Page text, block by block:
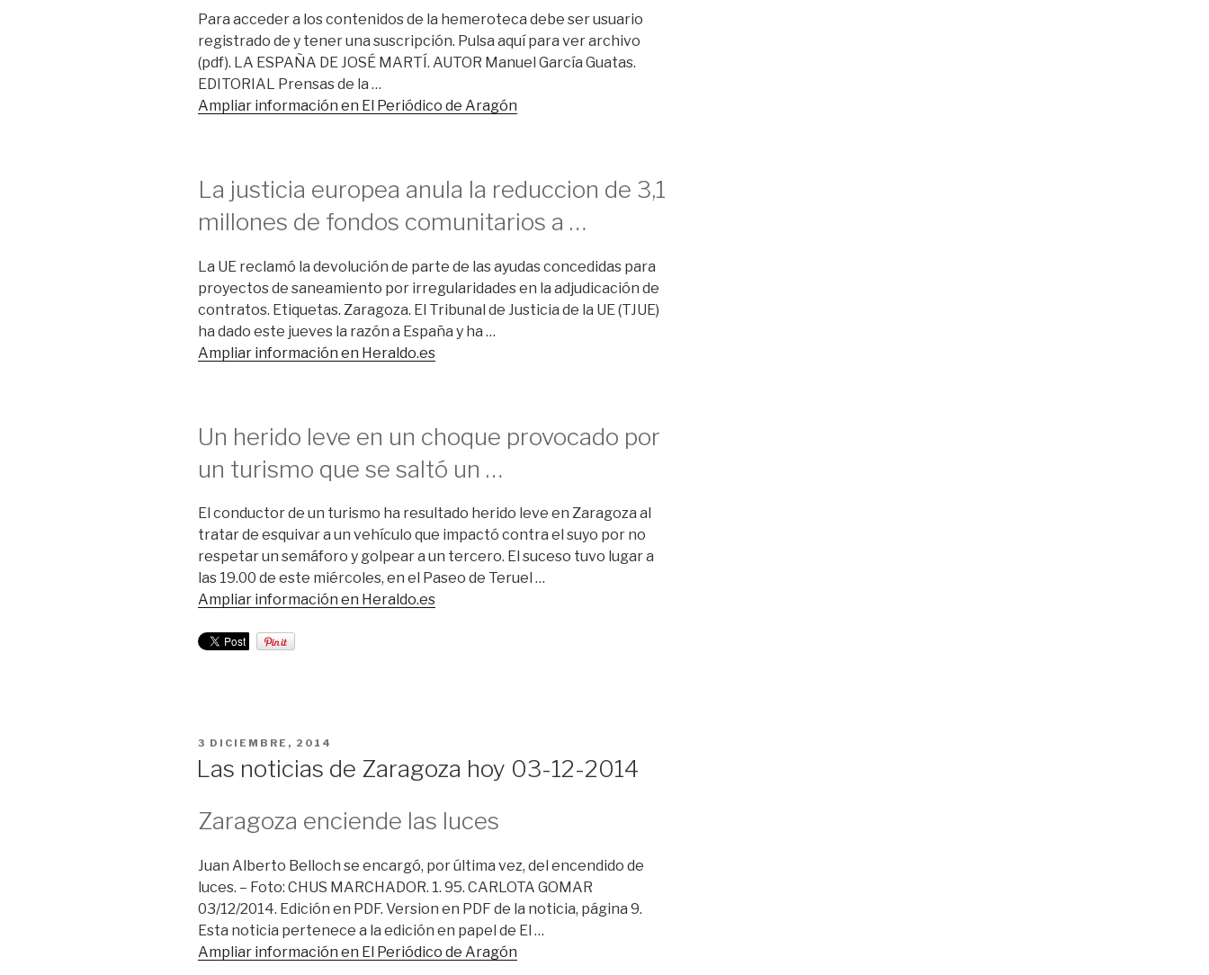
Para acceder a los contenidos de la hemeroteca debe ser usuario
registrado de y tener una suscripción. Pulsa aquí para ver archivo
(pdf). LA ESPAÑA DE JOSÉ MARTÍ. AUTOR Manuel García Guatas.
EDITORIAL Prensas de la …
Ampliar información en El Periódico de Aragón
La justicia europea anula la reduccion de 3,1
millones de fondos comunitarios a …
La UE reclamó la devolución de parte de las ayudas concedidas para
proyectos de saneamiento por irregularidades en la adjudicación de
contratos. Etiquetas. Zaragoza. El Tribunal de Justicia de la UE (TJUE)
ha dado este jueves la razón a España y ha …
Ampliar información en Heraldo.es
Un herido leve en un choque provocado por
un turismo que se saltó un …
El conductor de un turismo ha resultado herido leve en Zaragoza al
tratar de esquivar a un vehículo que impactó contra el suyo por no
respetar un semáforo y golpear a un tercero. El suceso tuvo lugar a
las 19.00 de este miércoles, en el Paseo de Teruel …
Ampliar información en Heraldo.es
PUBLICADO
3 DICIEMBRE, 2014
Las noticias de Zaragoza hoy 03-12-2014
Zaragoza enciende las luces
Juan Alberto Belloch se encargó, por última vez, del encendido de
luces. – Foto: CHUS MARCHADOR. 1. 95. CARLOTA GOMAR
03/12/2014. Edición en PDF. Version en PDF de la noticia, página 9.
Esta noticia pertenece a la edición en papel de El …
Ampliar información en El Periódico de Aragón